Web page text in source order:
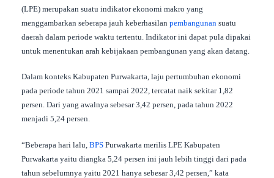
(LPE) merupakan suatu indikator ekonomi makro yang
menggambarkan seberapa jauh keberhasilan pembangunan suatu
daerah dalam periode waktu tertentu. Indikator ini dapat pula dipakai
untuk menentukan arah kebijakaan pembangunan yang akan datang.
Dalam konteks Kabupaten Purwakarta, laju pertumbuhan ekonomi
pada periode tahun 2021 sampai 2022, tercatat naik sekitar 1,82
persen. Dari yang awalnya sebesar 3,42 persen, pada tahun 2022
menjadi 5,24 persen.
“Beberapa hari lalu, BPS Purwakarta merilis LPE Kabupaten
Purwakarta yaitu diangka 5,24 persen ini jauh lebih tinggi dari pada
tahun sebelumnya yaitu 2021 hanya sebesar 3,42 persen,” kata